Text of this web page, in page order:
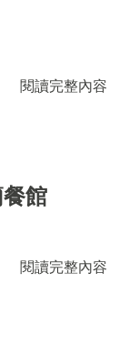
閱讀完整內容
餐館
閱讀完整內容